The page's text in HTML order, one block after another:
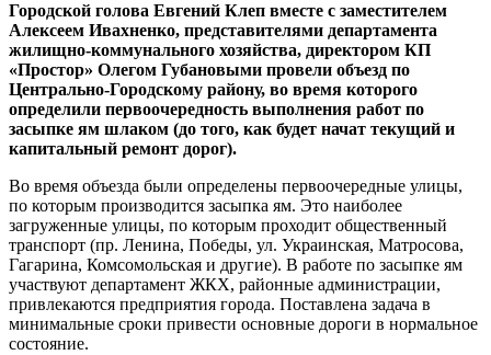
Городской голова Евгений Клеп вместе с заместителем
Алексеем Ивахненко, представителями департамента
жилищно-коммунального хозяйства, директором КП
«Простор» Олегом Губановыми провели объезд по
Центрально-Городскому району, во время которого
определили первоочередность выполнения работ по
засыпке ям шлаком (до того, как будет начат текущий и
капитальный ремонт дорог).
Во время объезда были определены первоочередные улицы,
по которым производится засыпка ям. Это наиболее
загруженные улицы, по которым проходит общественный
транспорт (пр. Ленина, Победы, ул. Украинская, Матросова,
Гагарина, Комсомольская и другие). В работе по засыпке ям
участвуют департамент ЖКХ, районные администрации,
привлекаются предприятия города. Поставлена задача в
минимальные сроки привести основные дороги в нормальное
состояние.